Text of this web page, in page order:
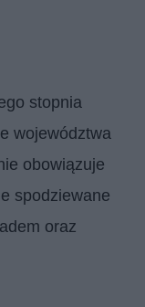
stopnia
województwa
obowiązuje
spodziewane
oraz